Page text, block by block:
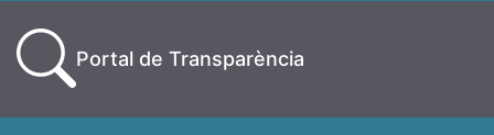
Portal de Transparència